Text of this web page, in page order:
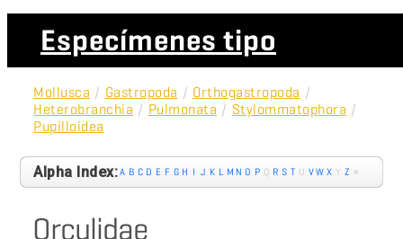
Especímenes tipo
Mollusca / Gastropoda / Orthogastropoda /
Heterobranchia / Pulmonata / Stylommatophora /
Pupilloidea
Alpha Index:A B C D E F G H I J K L M N O P Q R S T U VW X Y Z #
Orculidae